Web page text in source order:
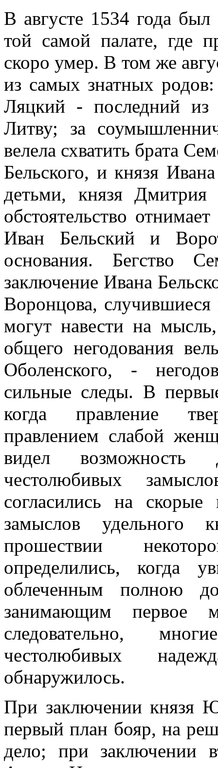
В августе 1534 года
той самой палате, где
скоро умер. В том же
из самых знатных
Ляцкий - последний
Литву; за
велела схватить брата
Бельского, и князя
детьми, князя
обстоятельство
Иван Бельский и
основания. Бегство
заключение Ивана
Воронцова,
могут навести на
общего негодования
Оболенского, -
сильные следы. В
когда правление
правлением слабой
видел возможность
честолюбивых
согласились на
замыслов
прошествии
определились, когда
облеченным полною
занимающим первое
следовательно,
честолюбивых
обнаружилось.
При заключении князя
первый план бояр, на
дело; при заключении